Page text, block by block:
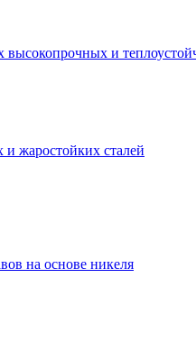
и
жаростойких сталей
на основе никеля